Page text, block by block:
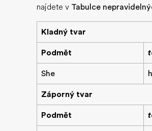
najdete v Tabulce
Kladný tvar
Podmět
She
Záporný tvar
Podmět